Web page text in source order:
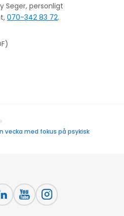
Seger, personligt
070-342 83 72.
vecka med fokus på psykisk